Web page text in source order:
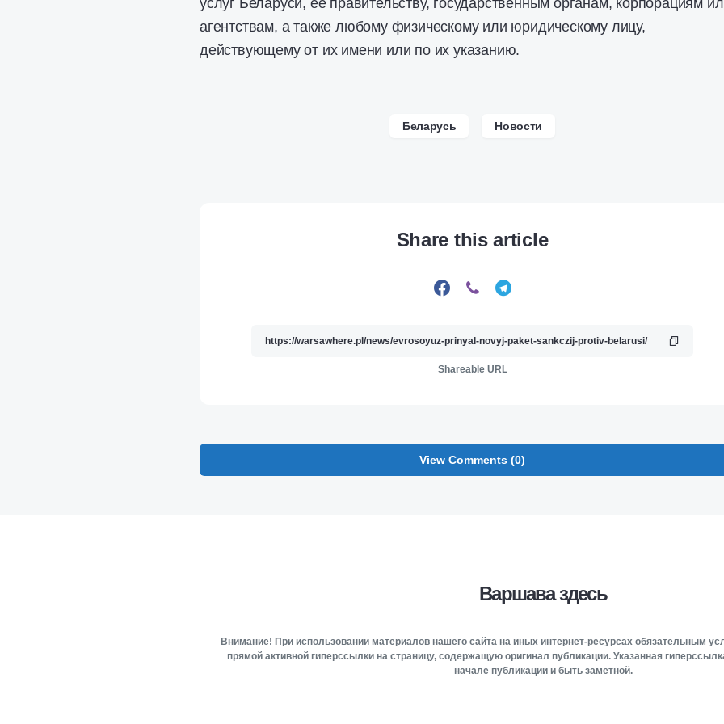
услуг Беларуси, её правительству, государственным органам, корпорациям
агентствам, а также любому физическому или юридическому лицу,
действующему от их имени или по их указанию.
Беларусь Новости
Share this article
Shareable URL
View Comments (0)
Варшава здесь
Внимание! При использовании материалов нашего сайта на иных интернет-ресурсах обязательным
прямой активной гиперссылки на страницу, содержащую оригинал публикации. Указанная
начале публикации и быть заметной.